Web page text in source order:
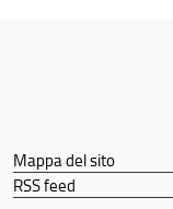
Mappa del sito
RSS feed